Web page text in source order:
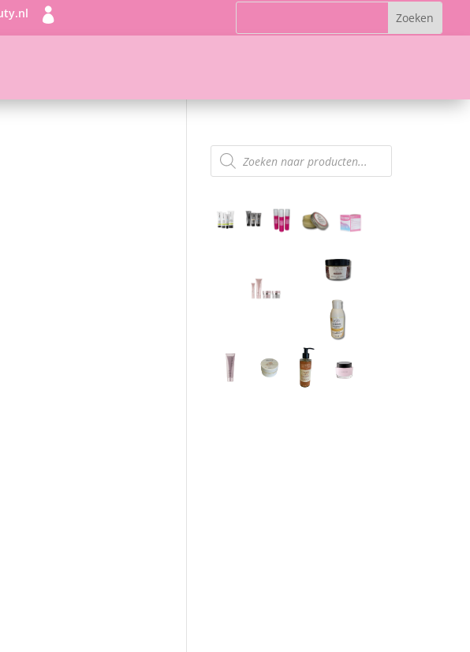

Producten
zoeken